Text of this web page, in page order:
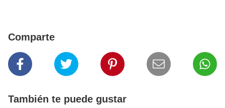
Comparte
También te puede gustar